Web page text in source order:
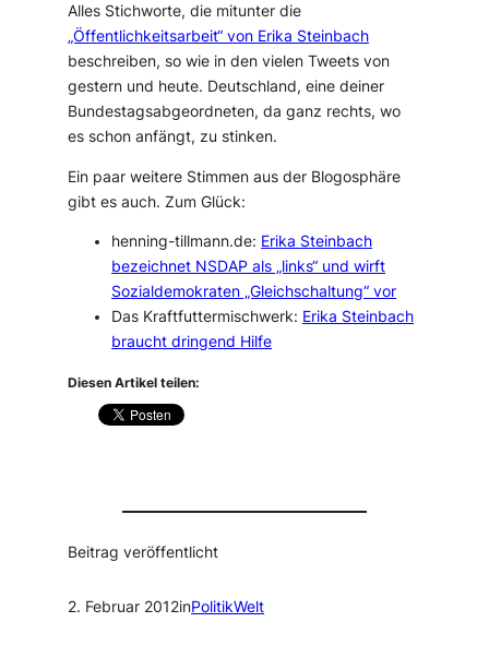
Alles Stichworte, die mitunter die
„Öffentlichkeitsarbeit“ von Erika Steinbach
beschreiben, so wie in den vielen Tweets von
gestern und heute. Deutschland, eine deiner
Bundestagsabgeordneten, da ganz rechts, wo
es schon anfängt, zu stinken.
Ein paar weitere Stimmen aus der Blogosphäre
gibt es auch. Zum Glück:
henning-tillmann.de: Erika Steinbach
bezeichnet NSDAP als „links“ und wirft
Sozialdemokraten „Gleichschaltung“ vor
Das Kraftfuttermischwerk: Erika Steinbach
braucht dringend Hilfe
Diesen Artikel teilen:
Beitrag veröffentlicht
2. Februar 2012inPolitikWelt